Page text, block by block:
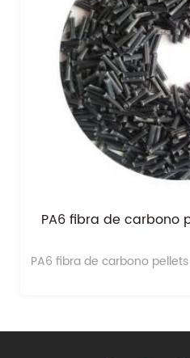
PA6 fibra de carbono
PA6 fibra de carbono